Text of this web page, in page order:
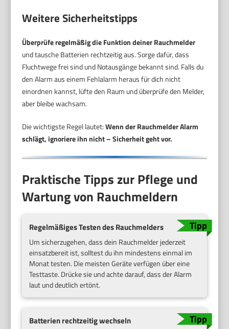
Weitere Sicherheitstipps
Überprüfe regelmäßig die Funktion deiner Rauchmelder
und tausche Batterien rechtzeitig aus. Sorge dafür, dass
Fluchtwege frei sind und Notausgänge bekannt sind. Falls du
den Alarm aus einem Fehlalarm heraus für dich nicht
einordnen kannst, lüfte den Raum und überprüfe den Melder,
aber bleibe wachsam.
Die wichtigste Regel lautet:Wenn der Rauchmelder Alarm
schlägt, ignoriere ihn nicht – Sicherheit geht vor.
Praktische Tipps zur Pflege und
Wartung von Rauchmeldern
Regelmäßiges Testen des Rauchmelders
Um sicherzugehen, dass dein Rauchmelder jederzeit
einsatzbereit ist, solltest du ihn mindestens einmal im
Monat testen. Die meisten Geräte verfügen über eine
Testtaste. Drücke sie und achte darauf, dass der Alarm
laut und deutlich ertönt.
Batterien rechtzeitig wechseln